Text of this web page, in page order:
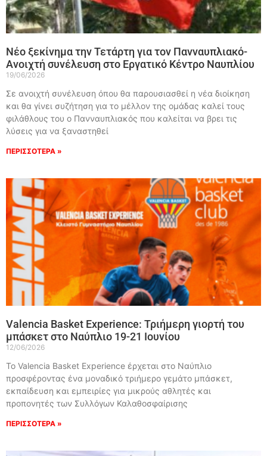
Νέο ξεκίνημα την Τετάρτη για τον Πανναυπλιακό-
Ανοιχτή συνέλευση στο Εργατικό Κέντρο Ναυπλίου
19/06/2026
Σε ανοιχτή συνέλευση όπου θα παρουσιασθεί η νέα διοίκηση
και θα γίνει συζήτηση για το μέλλον της ομάδας καλεί τους
φιλάθλους του ο Πανναυπλιακός που καλείται να βρει τις
λύσεις για να ξαναστηθεί
ΠΕΡΙΣΣΟΤΕΡΑ »
Valencia Basket Experience: Τριήμερη γιορτή του
μπάσκετ στο Ναύπλιο 19-21 Ιουνίου
12/06/2026
Το Valencia Basket Experience έρχεται στο Ναύπλιο
προσφέροντας ένα μοναδικό τριήμερο γεμάτο μπάσκετ,
εκπαίδευση και εμπειρίες για μικρούς αθλητές και
προπονητές των Συλλόγων Καλαθοσφαίρισης
ΠΕΡΙΣΣΟΤΕΡΑ »